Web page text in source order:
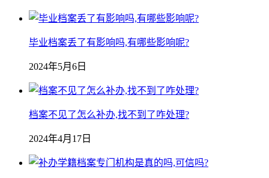
毕业档案丢了有影响吗,有哪些影响呢?
2024年5月6日
档案不见了怎么补办,找不到了咋处理?
2024年4月17日